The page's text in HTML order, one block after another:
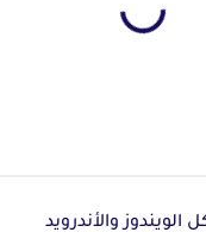
والأندرويد